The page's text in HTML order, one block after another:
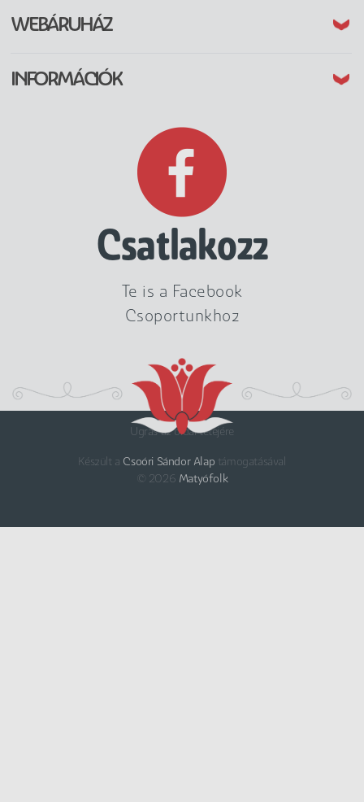
WEBÁRUHÁZ(CURRENT)
INFORMÁCIÓK(CURRENT)
Csatlakozz
Te is a Facebook
Csoportunkhoz
Készült a Csoóri Sándor Alap támogatásával
Ugrás az oldal tetejére
© 2026 Matyófolk